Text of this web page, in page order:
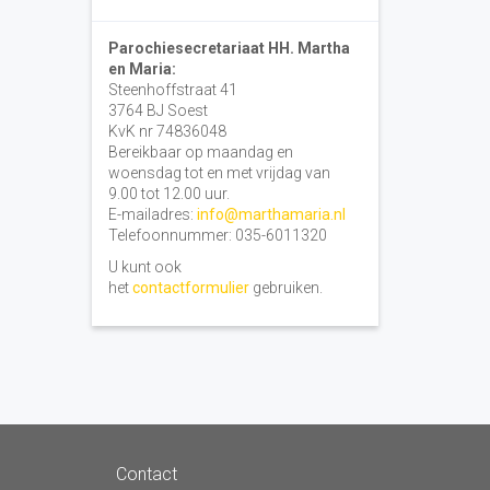
Parochiesecretariaat HH. Martha
en Maria:
Steenhoffstraat 41
3764 BJ Soest
KvK nr 74836048
Bereikbaar op maandag en
woensdag tot en met vrijdag van
9.00 tot 12.00 uur.
E-mailadres: info@marthamaria.nl
Telefoonnummer: 035-6011320
U kunt ook
hetcontactformuliergebruiken.
Contact